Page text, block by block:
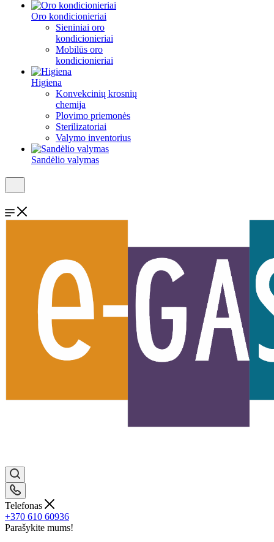
Oro kondicionieriai
Sieniniai oro
kondicionieriai
Mobilūs oro
kondicionieriai
Higiena
Konvekcinių krosnių
chemija
Plovimo priemonės
Sterilizatoriai
Valymo inventorius
Sandėlio valymas
Telefonas
+370 610 60936
Parašykite mums!